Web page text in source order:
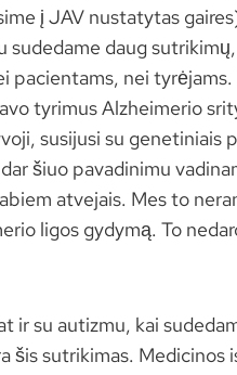
į JAV nustatytas
sudedame daug
pacientams, nei
tyrimus Alzheimerio
susijusi su genetiniais
šiuo pavadinimu
atvejais. Mes to
ligos gydymą. To
ir su autizmu, kai
šis sutrikimas.